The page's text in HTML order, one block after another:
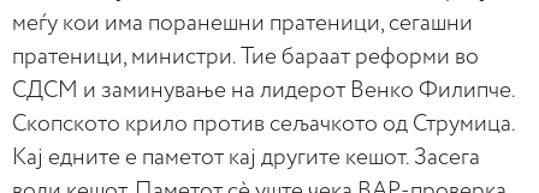
меѓу кои има поранешни пратеници, сегашни
пратеници, министри. Тие бараат реформи во
СДСМ и заминување на лидерот Венко Филипче.
Скопското крило против сељачкото од Струмица.
Кај едните е паметот кај другите кешот. Засега